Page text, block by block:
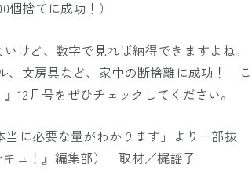
捨てに成功！）
けど、数字で見れば納得できますよね。
、文房具など、家中の断捨離に成功！ こ
12月号をぜひチェックしてください。
に必要な量がわかります」より一部抜
ュ！』編集部） 取材／梶謡子